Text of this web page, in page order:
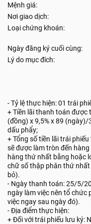
Mệnh giá:
Nơi giao dịch:
Loại chứng khoán:
Ngày đăng ký cuối cùng:
Lý do mục đích:
- Tỷ lệ thực hiện: 01 trái
+ Tiền lãi thanh toán được
(đồng) x 9,5% x 89
dấu phẩy;
+ Tổng số tiền lãi trái
sẽ được làm tròn đến
hàng thứ nhất bằng hoặc
chữ số thập phân thứ
bỏ).
- Ngày thanh toán: 25/5/
ngày làm việc nên tổ chức
việc ngay sau ngày đó).
- Địa điểm thực hiện:
+ Đối với trái phiếu lưu ký: